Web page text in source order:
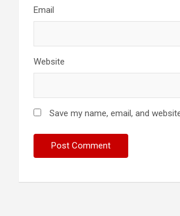
Email
Website
Save my name, email, and